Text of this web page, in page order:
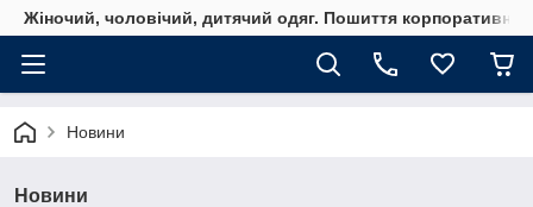
Жіночий, чоловічий, дитячий одяг. Пошиття
Новини
Новини